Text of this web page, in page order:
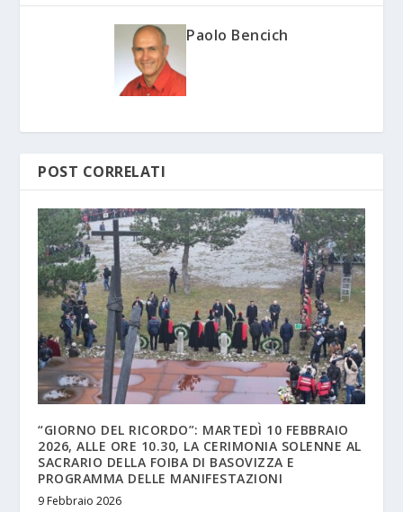
Paolo Bencich
POST CORRELATI
“GIORNO DEL RICORDO”: MARTEDÌ 10 FEBBRAIO
2026, ALLE ORE 10.30, LA CERIMONIA SOLENNE AL
SACRARIO DELLA FOIBA DI BASOVIZZA E
PROGRAMMA DELLE MANIFESTAZIONI
9 Febbraio 2026